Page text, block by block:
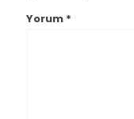
Yorum *